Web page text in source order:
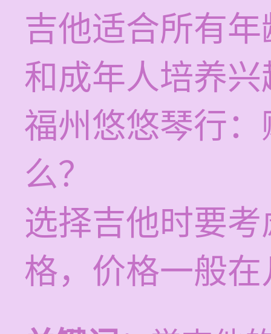
吉他适合所有
和成年人培养
福州悠悠琴行
么？
选择吉他时要
格，价格一般